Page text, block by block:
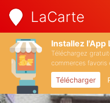
LaCarte
Installez l'App
Téléchargez
commerces favoris
Télécharger